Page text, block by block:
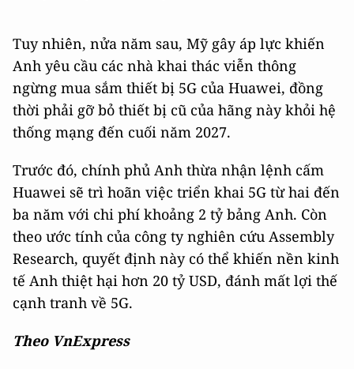
Tuy nhiên, nửa năm sau, Mỹ gây áp lực khiến
Anh yêu cầu các nhà khai thác viễn thông
ngừng mua sắm thiết bị 5G của Huawei, đồng
thời phải gỡ bỏ thiết bị cũ của hãng này khỏi hệ
thống mạng đến cuối năm 2027.
Trước đó, chính phủ Anh thừa nhận lệnh cấm
Huawei sẽ trì hoãn việc triển khai 5G từ hai đến
ba năm với chi phí khoảng 2 tỷ bảng Anh. Còn
theo ước tính của công ty nghiên cứu Assembly
Research, quyết định này có thể khiến nền kinh
tế Anh thiệt hại hơn 20 tỷ USD, đánh mất lợi thế
cạnh tranh về 5G.
Theo VnExpress